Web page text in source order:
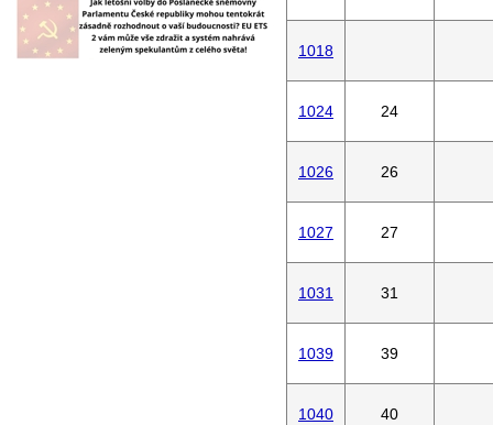
1018
1024 24
1026 26
1027 27
1031 31
1039 39
1040 40